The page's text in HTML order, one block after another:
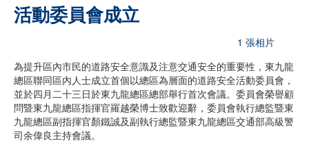
活動委員會成立
1 張相片
為提升區內市民的道路安全意識及注意交通安全的重要性，東九龍
總區聯同區內人士成立首個以總區為層面的道路安全活動委員會，
並於四月二十三日於東九龍總區總部舉行首次會議。委員會榮譽顧
問暨東九龍總區指揮官羅越榮博士致歡迎辭，委員會執行總監暨東
九龍總區副指揮官顏鐵誠及副執行總監暨東九龍總區交通部高級警
司余偉良主持會議。